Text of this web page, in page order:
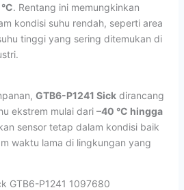
. Rentang ini memungkinkan
kondisi suhu rendah, seperti area
tinggi yang sering ditemukan di
GTB6-P1241 Sickdirancang
ekstrem mulai dari –40 °C hingga
sensor tetap dalam kondisi baik
waktu lama di lingkungan yang
GTB6-P1241 1097680